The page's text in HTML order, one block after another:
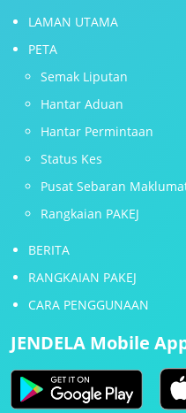
LAMAN UTAMA
PETA
Semak Liputan
Hantar Aduan
Hantar Permintaan
Status Kes
Pusat Sebaran
Rangkaian PAKEJ
BERITA
RANGKAIAN PAKEJ
CARA PENGGUNAAN
JENDELA Mobile